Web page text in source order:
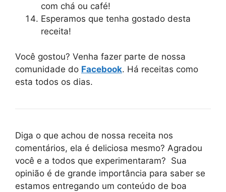
com chá ou café!
Esperamos que tenha gostado desta
receita!
Você gostou? Venha fazer parte de nossa
comunidade do Facebook. Há receitas como
esta todos os dias.
Diga o que achou de nossa receita nos
comentários, ela é deliciosa mesmo? Agradou
você e a todos que experimentaram? Sua
opinião é de grande importância para saber se
estamos entregando um conteúdo de boa